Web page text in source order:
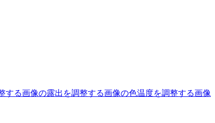
する画像の露出を調整する画像の色温度を調整する画像